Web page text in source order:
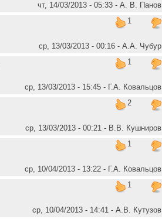
чт, 14/03/2013 - 05:33 - А. В. Панов
1
ср, 13/03/2013 - 00:16 - А.А. Чубур
1
ср, 13/03/2013 - 15:45 - Г.А. Ковальцов
2
ср, 13/03/2013 - 00:21 - В.В. Кушниров
1
ср, 10/04/2013 - 13:22 - Г.А. Ковальцов
1
ср, 10/04/2013 - 14:41 - А.В. Кутузов